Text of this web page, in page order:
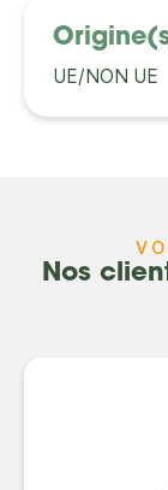
UE/NON UE
Nos